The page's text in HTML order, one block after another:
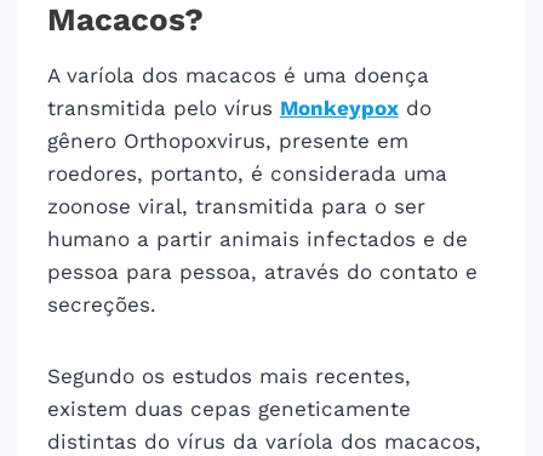
Macacos?
A varíola dos macacos é uma doença
transmitida pelo vírus Monkeypoxdo
gênero Orthopoxvirus, presente em
roedores, portanto, é considerada uma
zoonose viral, transmitida para o ser
humano a partir animais infectados e de
pessoa para pessoa, através do contato e
secreções.
Segundo os estudos mais recentes,
existem duas cepas geneticamente
distintas do vírus da varíola dos macacos,